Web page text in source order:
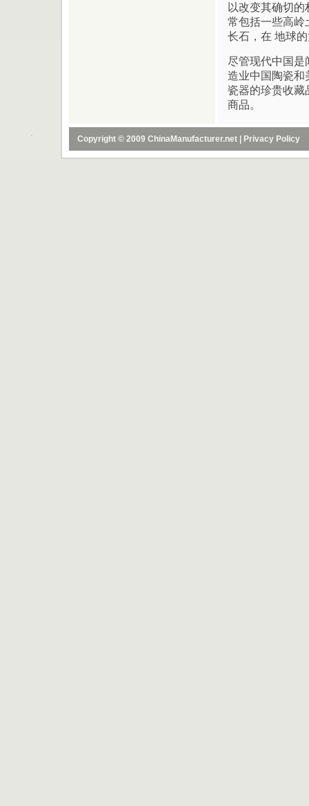
以改变其确切
常包括一些高岭
长石，在 地球
尽管现代中国
造业中国陶瓷和
瓷器的珍贵收藏
商品。
Copyright © 2009 ChinaManufacturer.net | Privacy Policy